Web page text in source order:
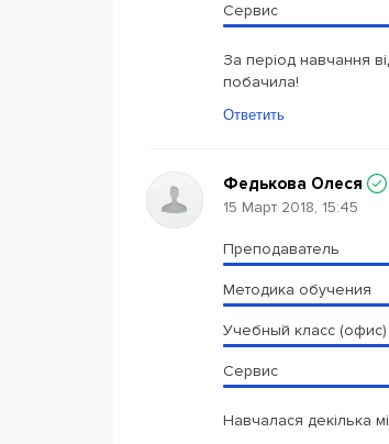
Сервис
За період навчання
побачила!
Ответить
Федькова Олеся
15 Март 2018, 15:45
Преподаватель
Методика обучения
Учебный класс (офис)
Сервис
Навчалася декілька